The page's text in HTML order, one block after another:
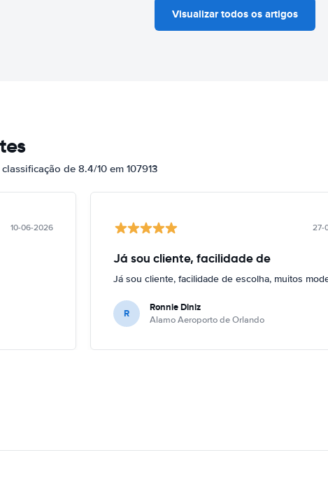
Visualizar todos os artigos
de 8.4/10 em 107913
10-06-2026 27-
Já sou cliente, facilidade de
Já sou cliente, facilidade de escolha, muitos
R Ronnie Diniz
Alamo Aeroporto de Orlando